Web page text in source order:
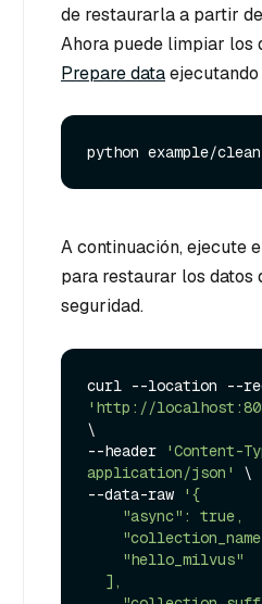
de restaurarla a partir
Ahora puede limpiar los
Prepare data
A continuación, ejecute
para restaurar los datos
seguridad.
'http://
\
--header
'Content-
application/json'
\
--data-raw
'{